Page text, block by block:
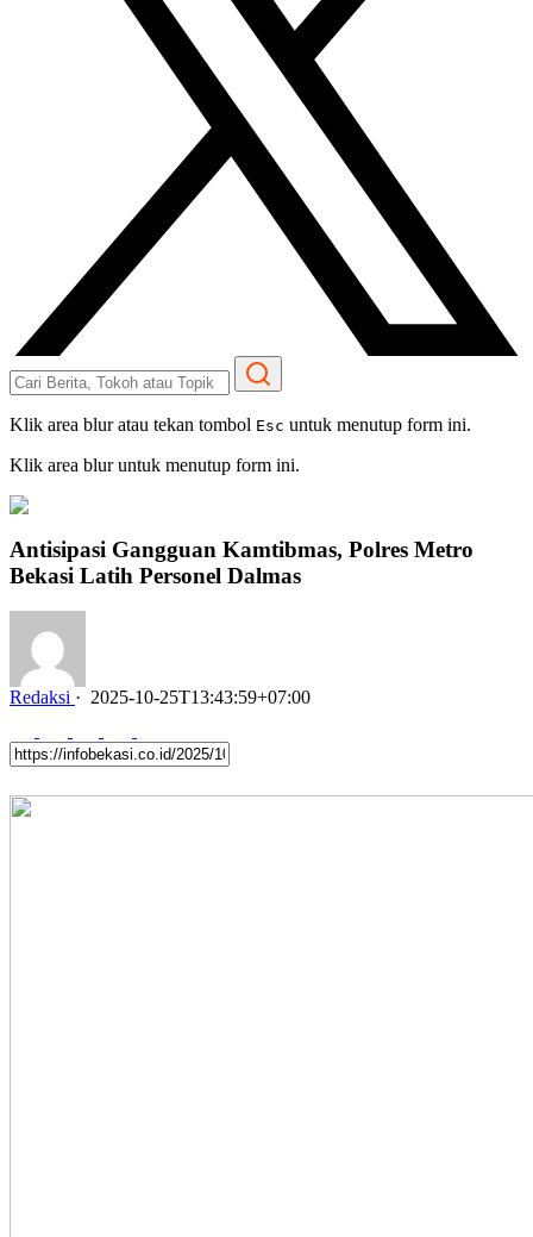
Klik area blur atau tekan tombol Esc untuk menutup form ini.
Klik area blur untuk menutup form ini.
Antisipasi Gangguan Kamtibmas, Polres Metro
Bekasi Latih Personel Dalmas
Redaksi · 2025-10-25T13:43:59+07:00